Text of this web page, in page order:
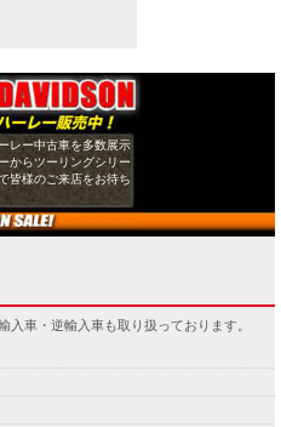
レー中古車を多数展示
からツーリングシリー
皆様のご来店をお待ち
入車・逆輸入車も取り扱っております。